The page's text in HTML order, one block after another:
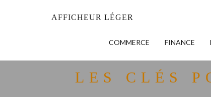
AFFICHEUR LÉGER
COMMERCE FINANCE
LES CLÉS